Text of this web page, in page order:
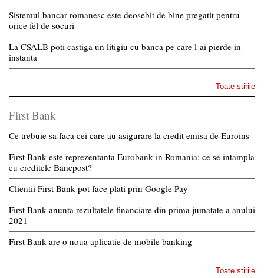
Sistemul bancar romanesc este deosebit de bine pregatit pentru
orice fel de socuri
La CSALB poti castiga un litigiu cu banca pe care l-ai pierde in
instanta
Toate stirile
First Bank
Ce trebuie sa faca cei care au asigurare la credit emisa de Euroins
First Bank este reprezentanta Eurobank in Romania: ce se intampla
cu creditele Bancpost?
Clientii First Bank pot face plati prin Google Pay
First Bank anunta rezultatele financiare din prima jumatate a anului
2021
First Bank are o noua aplicatie de mobile banking
Toate stirile